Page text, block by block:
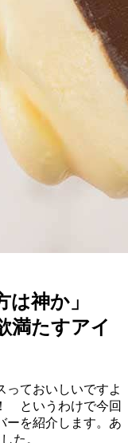
は神か」
満たすアイ
っておいしいですよ
というわけで今回
ーを紹介します。あ
た。